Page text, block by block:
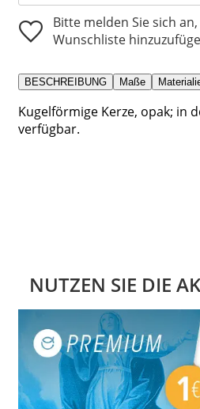
Bitte melden Sie sich
Wunschliste
BESCHREIBUNG Maße
Kugelförmige Kerze, opak; in
verfügbar.
NUTZEN SIE DIE